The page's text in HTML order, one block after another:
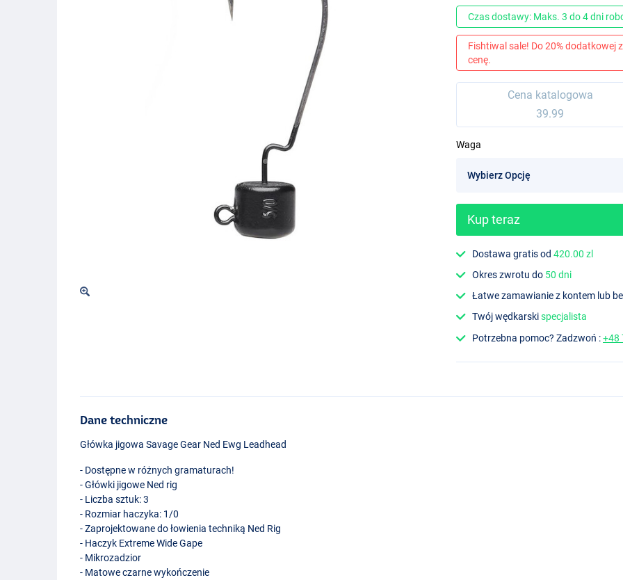
Czas dostawy: Maks. 3 do 4 dni
Fishtiwal sale! Do 20% dodatkowej
cenę.
Cena katalogowa
39.99
Waga
Kup teraz
Dostawa gratis od420.00 zl
Okres zwrotu do 50 dni
Łatwe zamawianie z kontem lub
Twój wędkarskispecjalista
Potrzebna pomoc? Zadzwoń :+48
Dane techniczne
Główka jigowa Savage Gear Ned Ewg Leadhead
- Dostępne w różnych gramaturach!
- Główki jigowe Ned rig
- Liczba sztuk: 3
- Rozmiar haczyka: 1/0
- Zaprojektowane do łowienia techniką Ned Rig
- Haczyk Extreme Wide Gape
- Mikrozadzior
- Matowe czarne wykończenie